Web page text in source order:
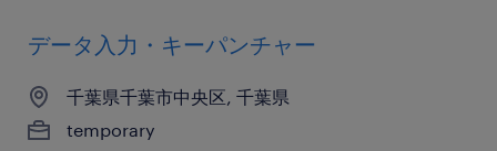
データ入力・キーパンチャー
千葉県千葉市中央区, 千葉県
temporary